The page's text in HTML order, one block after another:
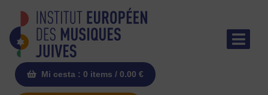
Mi cesta : 0 items / 0.00 €